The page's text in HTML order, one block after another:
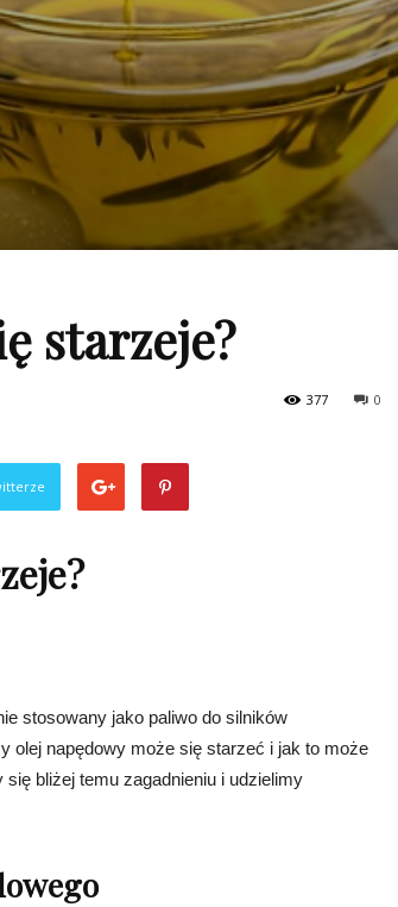
starzeje?
0
377
stosowany jako paliwo do silników
olej napędowy może się starzeć i jak to może
bliżej temu zagadnieniu i udzielimy